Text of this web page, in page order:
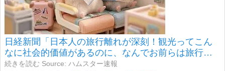
日経新聞「日本人の旅行離れが深刻！観光ってこん
なに社会的価値があるのに、なんでお前らは旅行い
かないの？」
続きを読む Source: ハムスター速報